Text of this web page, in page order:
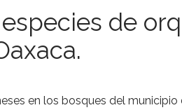
de
en los bosques del